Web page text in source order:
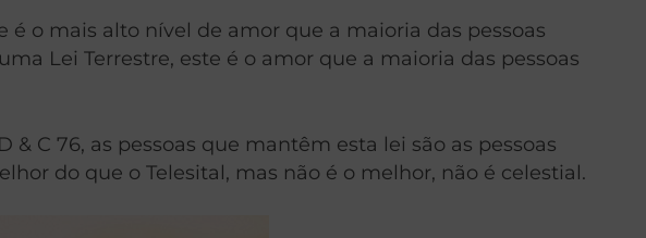
o mais alto nível de amor que a maioria das pessoas
Lei Terrestre, este é o amor que a maioria das pessoas
C 76, as pessoas que mantêm esta lei são as pessoas
do que o Telesital, mas não é o melhor, não é celestial.